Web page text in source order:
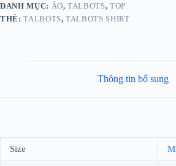
DANH MỤC: ÁO,TALBOTS, TOP
THẺ:TALBOTS,TALBOTS SHIRT
Thông tin bổ sung
Size M